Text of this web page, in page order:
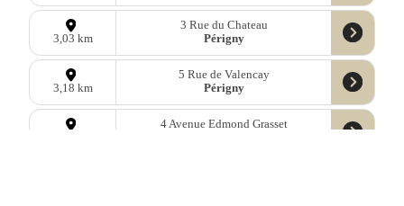
3,03 km
3 Rue du Chateau
Périgny
3,18 km
5 Rue de Valencay
Périgny
4 Avenue Edmond Grasset